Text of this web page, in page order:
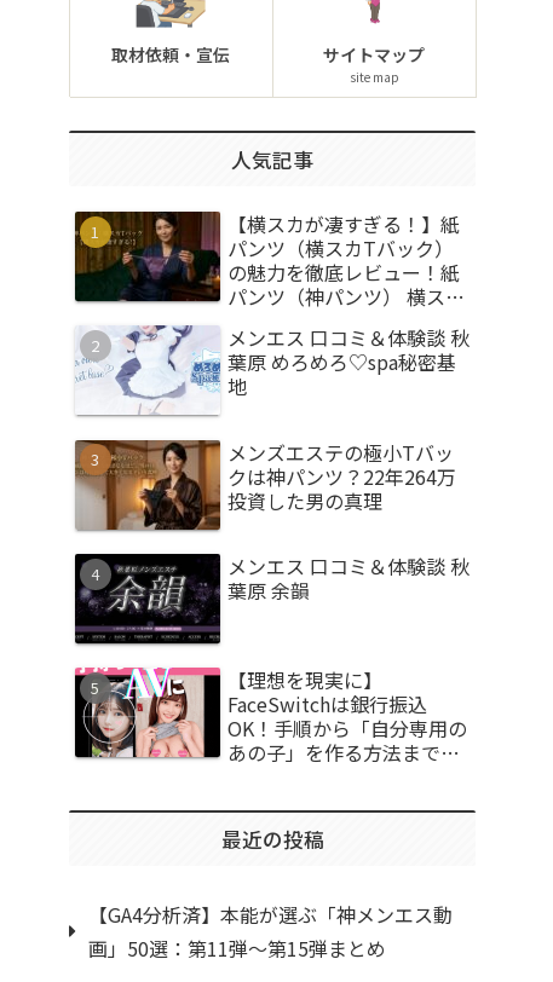
取材依頼・宣伝 サイトマップ
site map
人気記事
【横スカが凄すぎる！】紙
パンツ（横スカTバック）
の魅力を徹底レビュー！紙
パンツ（神パンツ） 横スカ
メンエス 口コミ＆体験談 秋
葉原 めろめろ♡spa秘密基
地
メンズエステの極小Tバッ
クは神パンツ？22年264万
投資した男の真理
メンエス 口コミ＆体験談 秋
葉原 余韻
【理想を現実に】
FaceSwitchは銀行振込
OK！手順から「自分専用の
あの子」を作る方法まで徹
最近の投稿
【GA4分析済】本能が選ぶ「神メンエス動
画」50選：第11弾〜第15弾まとめ